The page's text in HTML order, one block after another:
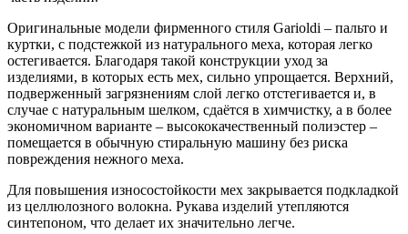
Оригинальные модели фирменного стиля Garioldi – пальто и
куртки, c подстежкой из натурального меха, которая легко
остегивается. Благодаря такой конструкции уход за
изделиями, в которых есть мех, сильно упрощается. Верхний,
подверженный загрязнениям слой легко отстегивается и, в
случае с натуральным шелком, сдаётся в химчистку, а в более
экономичном варианте – высококачественный полиэстер –
помещается в обычную стиральную машину без риска
повреждения нежного меха.
Для повышения износостойкости мех закрывается подкладкой
из целлюлозного волокна. Рукава изделий утепляются
синтепоном, что делает их значительно легче.